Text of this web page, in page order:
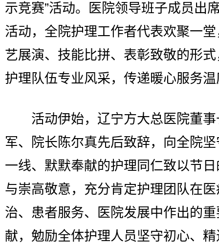
示竞赛”活动。医院领导班子成员出
活动，全院护理工作者代表欢聚一
艺展演、技能比拼、表彰致敬的形
护理队伍专业风采，传递暖心服务
活动伊始，辽宁方大总医院董事
军、院长陈尔真先后致辞，向全院
一线、默默奉献的护理同仁致以节
与崇高敬意，充分肯定护理团队在
治、患者服务、医院发展中作出的
献，勉励全体护理人员坚守初心、